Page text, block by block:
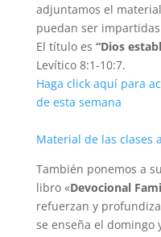
adjuntamos el
puedan ser
El título es “Dios
Levítico 8:1-10:7.
Haga click aquí para
de esta semana
Material de las clases
También ponemos a
libro «Devocional
refuerzan y
se enseña el domingo